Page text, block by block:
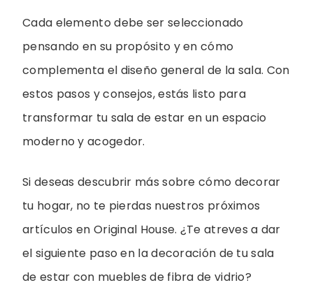
Cada elemento debe ser seleccionado
pensando en su propósito y en cómo
complementa el diseño general de la sala. Con
estos pasos y consejos, estás listo para
transformar tu sala de estar en un espacio
moderno y acogedor.
Si deseas descubrir más sobre cómo decorar
tu hogar, no te pierdas nuestros próximos
artículos en Original House. ¿Te atreves a dar
el siguiente paso en la decoración de tu sala
de estar con muebles de fibra de vidrio?